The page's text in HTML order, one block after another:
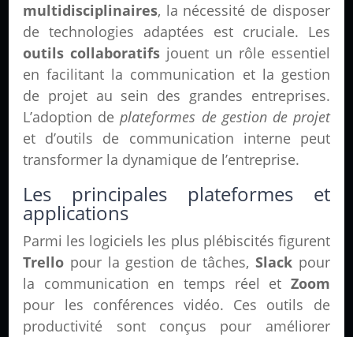
multidisciplinaires, la nécessité de disposer
de technologies adaptées est cruciale. Les
outils collaboratifs jouent un rôle essentiel
en facilitant la communication et la gestion
de projet au sein des grandes entreprises.
L’adoption deplateformes de gestion de projet
et d’outils de communication interne peut
transformer la dynamique de l’entreprise.
Les principales plateformes et
applications
Parmi les logiciels les plus plébiscités figurent
Trello pour la gestion de tâches, Slackpour
la communication en temps réel et Zoom
pour les conférences vidéo. Ces outils de
productivité sont conçus pour améliorer